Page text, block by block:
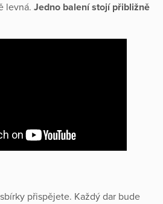
levná. Jedno balení stojí přibližně
přispějete. Každý dar bude